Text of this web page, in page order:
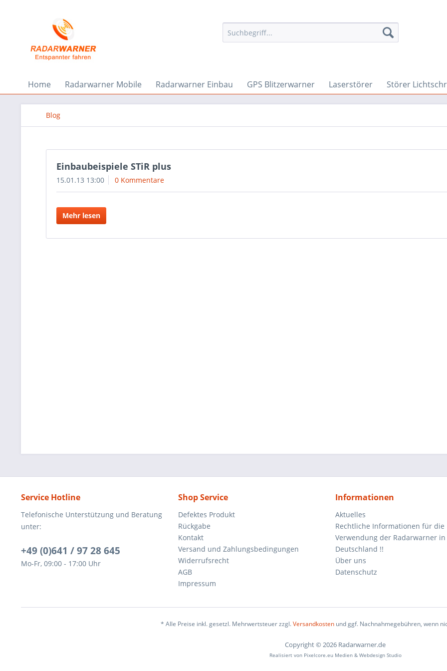
Home Radarwarner Mobile Radarwarner Einbau GPS Blitzerwarner Laserstörer Störer
Blog
Einbaubeispiele STiR plus
15.01.13 13:00 0 Kommentare
Mehr lesen
Service Hotline
Telefonische Unterstützung und Beratung
unter:
+49 (0)641 / 97 28 645
Mo-Fr, 09:00 - 17:00 Uhr
Shop Service
Defektes Produkt
Rückgabe
Kontakt
Versand und Zahlungsbedingungen
Widerrufsrecht
AGB
Impressum
Informationen
Aktuelles
Rechtliche Informationen für die
Verwendung der Radarwarner in
Deutschland !!
Über uns
Datenschutz
* Alle Preise inkl. gesetzl. Mehrwertsteuer zzgl.Versandkostenund ggf. Nachnahmegebühren, wenn
Copyright © 2026 Radarwarner.de
Realisiert von Pixelcore.eu Medien & Webdesign Studio